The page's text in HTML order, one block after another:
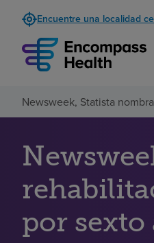
Encuentre una localidad
Newsweek, Statista
por